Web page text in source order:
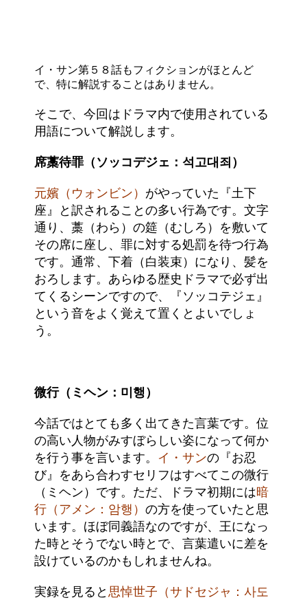
イ・サン第５８話もフィクションがほとんど
で、特に解説することはありません。
そこで、今回はドラマ内で使用されている
用語について解説します。
席藁待罪（ソッコデジェ：석고대죄）
元嬪（ウォンビン） がやっていた『土下
座』と訳されることの多い行為です。文字
通り、藁（わら）の筵（むしろ）を敷いて
その席に座し、罪に対する処罰を待つ行為
です。通常、下着（白装束）になり、髪を
おろします。あらゆる歴史ドラマで必ず出
てくるシーンですので、『ソッコテジェ』
という音をよく覚えて置くとよいでしょ
う。
微行（ミヘン：미행）
今話ではとても多く出てきた言葉です。位
の高い人物がみすぼらしい姿になって何か
を行う事を言います。 イ・サンの『お忍
び』をあら合わすセリフはすべてこの微行
（ミヘン）です。ただ、ドラマ初期には暗
行（アメン：암행） の方を使っていたと思
います。ほぼ同義語なのですが、王になっ
た時とそうでない時とで、言葉遣いに差を
設けているのかもしれませんね。
実録を見ると 思悼世子（サドセジャ：사도